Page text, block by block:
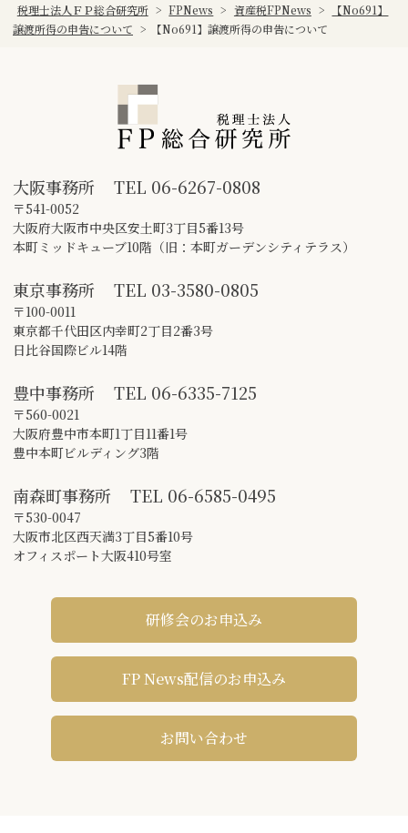
税理士法人ＦＰ総合研究所 > FPNews > 資産税FPNews >
【No691】
譲渡所得の申告について > 【No691】譲渡所得の申告について
大阪事務所 TEL 06-6267-0808
〒541-0052
大阪府大阪市中央区安土町3丁目5番13号
本町ミッドキューブ10階（旧：本町ガーデンシティテラス）
東京事務所 TEL 03-3580-0805
〒100-0011
東京都千代田区内幸町2丁目2番3号
日比谷国際ビル14階
豊中事務所 TEL 06-6335-7125
〒560-0021
大阪府豊中市本町1丁目11番1号
豊中本町ビルディング3階
南森町事務所 TEL 06-6585-0495
〒530-0047
大阪市北区西天満3丁目5番10号
オフィスポート大阪410号室
研修会のお申込み
FP News配信のお申込み
お問い合わせ